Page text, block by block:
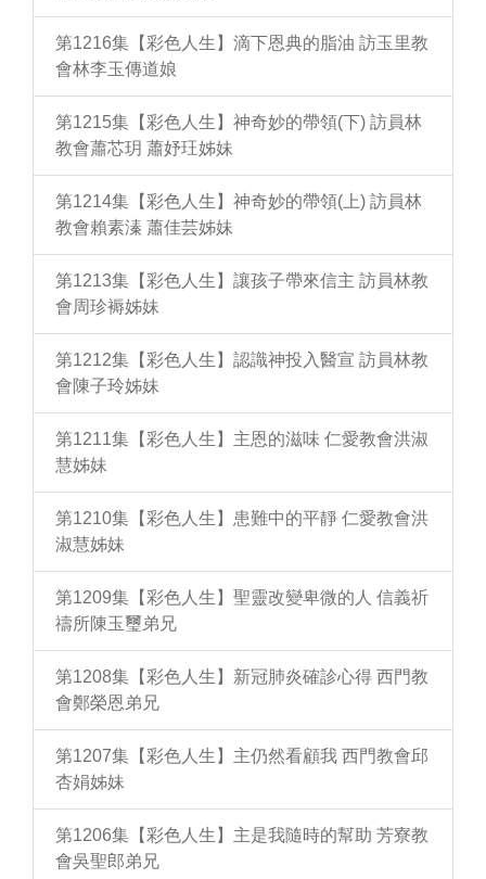
第1216集【彩色人生】滴下恩典的脂油 訪玉里教
會林李玉傳道娘
第1215集【彩色人生】神奇妙的帶領(下) 訪員林
教會蕭芯玥 蕭妤玨姊妹
第1214集【彩色人生】神奇妙的帶領(上) 訪員林
教會賴素溱 蕭佳芸姊妹
第1213集【彩色人生】讓孩子帶來信主 訪員林教
會周珍褥姊妹
第1212集【彩色人生】認識神投入醫宣 訪員林教
會陳子玲姊妹
第1211集【彩色人生】主恩的滋味 仁愛教會洪淑
慧姊妹
第1210集【彩色人生】患難中的平靜 仁愛教會洪
淑慧姊妹
第1209集【彩色人生】聖靈改變卑微的人 信義祈
禱所陳玉璽弟兄
第1208集【彩色人生】新冠肺炎確診心得 西門教
會鄭榮恩弟兄
第1207集【彩色人生】主仍然看顧我 西門教會邱
杏娟姊妹
第1206集【彩色人生】主是我隨時的幫助 芳寮教
會吳聖郎弟兄